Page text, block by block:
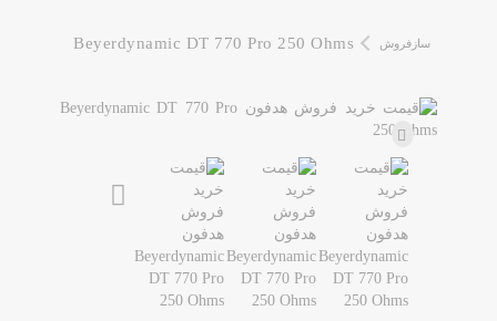
آمپلی فایر
سیم گیتار
پیانو و کیبورد
تجهیزات استودیویی
دی جی
ساز و ادوات موسیقی
سازفروش Beyerdynamic DT 770 Pro 250 Ohms